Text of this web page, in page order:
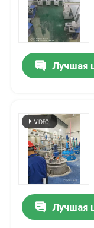
печь
Печь платины
Лучшая
Лучшая